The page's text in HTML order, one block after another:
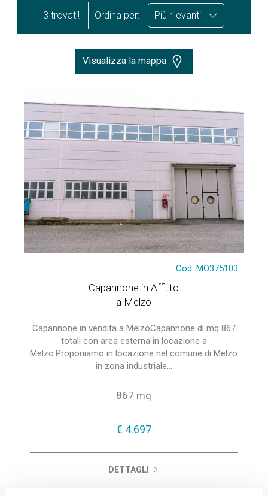
3 trovati! Ordina per: Più rilevanti
Visualizza la mappa
Cod. MO375103
Capannone in Affitto
a Melzo
Capannone in vendita a MelzoCapannone di mq 867
totali con area esterna in locazione a
Melzo.Proponiamo in locazione nel comune di Melzo
in zona industriale...
867 mq
€ 4.697
DETTAGLI